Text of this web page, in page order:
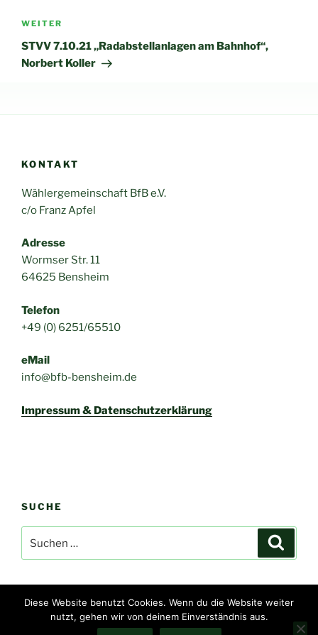
Nächster
Beitrag
WEITER
STVV 7.10.21 „Radabstellanlagen am Bahnhof“,
Norbert Koller
KONTAKT
Wählergemeinschaft BfB e.V.
c/o Franz Apfel
Adresse
Wormser Str. 11
64625 Bensheim
Telefon
+49 (0) 6251/65510
eMail
info@bfb-bensheim.de
Impressum & Datenschutzerklärung
SUCHE
nach:
Impressum & Datenschutzerklärung
Stolz präsentiert von
Diese Website benutzt Cookies. Wenn du die Website weiter
nutzt, gehen wir von deinem Einverständnis aus.